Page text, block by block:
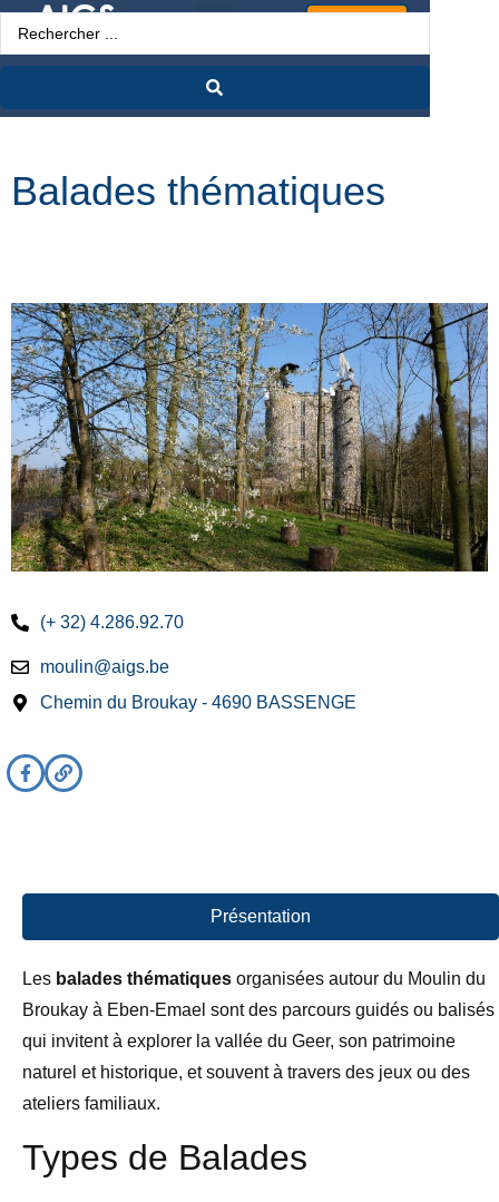
Balades thématiques
(+ 32) 4.286.92.70
moulin@aigs.be
Chemin du Broukay - 4690 BASSENGE
Présentation
Les balades thématiques organisées autour du Moulin du
Broukay à Eben-Emael sont des parcours guidés ou balisés
qui invitent à explorer la vallée du Geer, son patrimoine
naturel et historique, et souvent à travers des jeux ou des
ateliers familiaux.
Types de Balades